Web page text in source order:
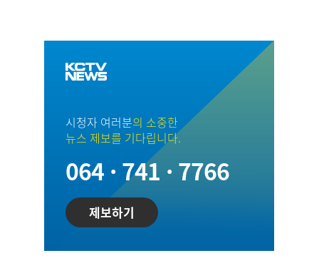
시청자 여러분의 소중한
뉴스 제보를 기다립니다.
064 · 741 · 7766
제보하기